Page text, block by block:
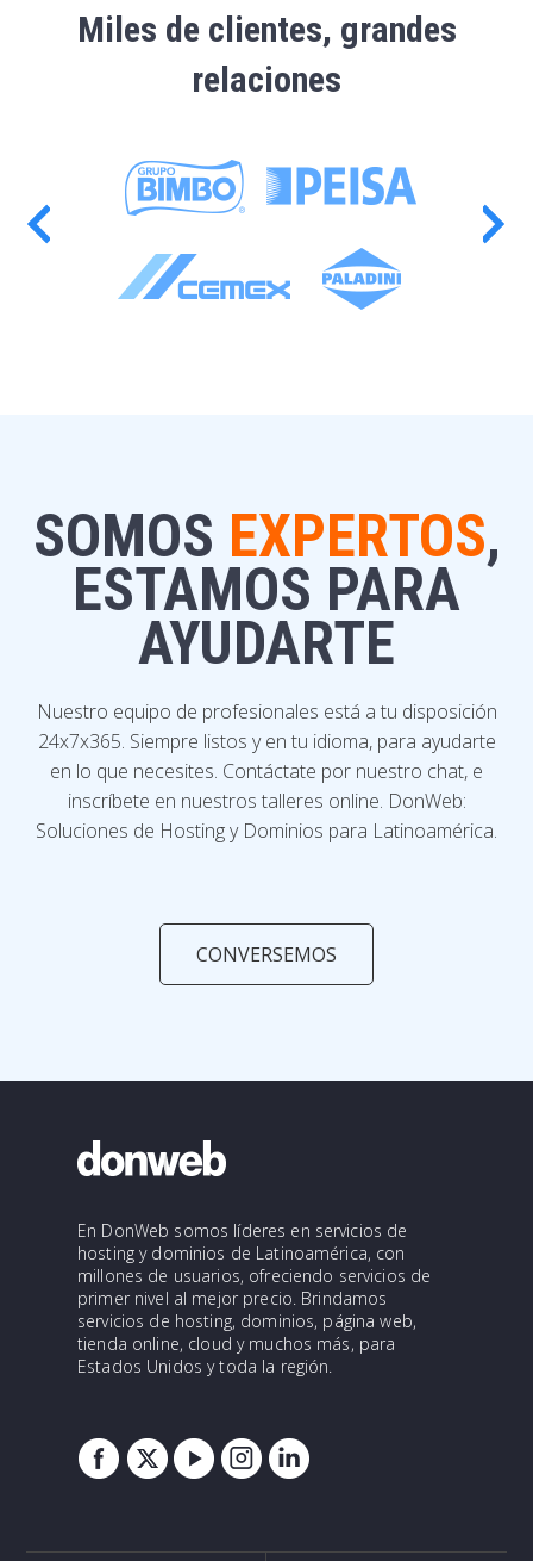
Miles de clientes, grandes
relaciones
SOMOS EXPERTOS,
ESTAMOS PARA
AYUDARTE
Nuestro equipo de profesionales está a tu disposición
24x7x365. Siempre listos y en tu idioma, para ayudarte
en lo que necesites. Contáctate por nuestro chat, e
inscríbete en nuestros talleres online. DonWeb:
Soluciones de Hosting y Dominios para Latinoamérica.
CONVERSEMOS
En DonWeb somos líderes en servicios de
hosting y dominios de Latinoamérica, con
millones de usuarios, ofreciendo servicios de
primer nivel al mejor precio. Brindamos
servicios de hosting, dominios, página web,
tienda online, cloud y muchos más, para
Estados Unidos y toda la región.